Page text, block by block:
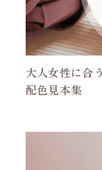
大人女性に合
配色見本集